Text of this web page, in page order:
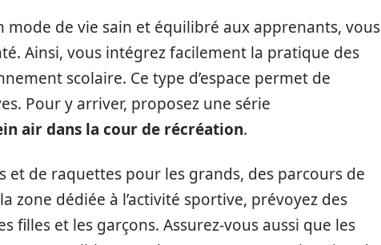
mode de vie sain et équilibré aux apprenants, vous
Ainsi, vous intégrez facilement la pratique des
scolaire. Ce type d’espace permet de
Pour y arriver, proposez une série
air dans la cour de récréation.
et de raquettes pour les grands, des parcours de
dédiée à l’activité sportive, prévoyez des
filles et les garçons. Assurez-vous aussi que les